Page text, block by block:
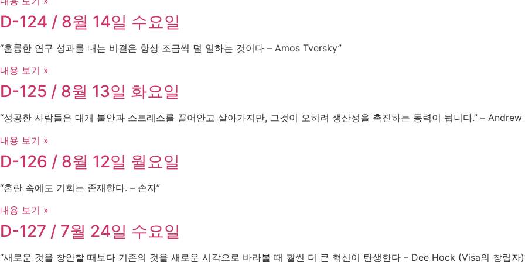
D-124 / 8월 14일 수요일
“훌륭한 연구 성과를 내는 비결은 항상 조금씩 덜 일하는 것이다 – Amos Tversky”
내용 보기 »
D-125 / 8월 13일 화요일
“성공한 사람들은 대개 불안과 스트레스를 끌어안고 살아가지만, 그것이 오히려 생산성을 촉진하는 동력이 됩니다.” –
내용 보기 »
D-126 / 8월 12일 월요일
“혼란 속에도 기회는 존재한다. – 손자”
내용 보기 »
D-127 / 7월 24일 수요일
“새로운 것을 창안할 때보다 기존의 것을 새로운 시각으로 바라볼 때 훨씬 더 큰 혁신이 탄생한다 – Dee Hock (Visa의 창립자